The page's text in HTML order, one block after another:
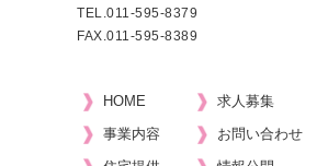
TEL.011-595-8379
FAX.011-595-8389
HOME
事業内容
求人募集
お問い合わせ